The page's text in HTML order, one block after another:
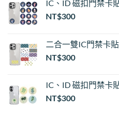
IC、ID 磁扣門禁卡
NT$300
二合一雙IC門禁卡
NT$300
IC、ID 磁扣門禁卡
NT$300